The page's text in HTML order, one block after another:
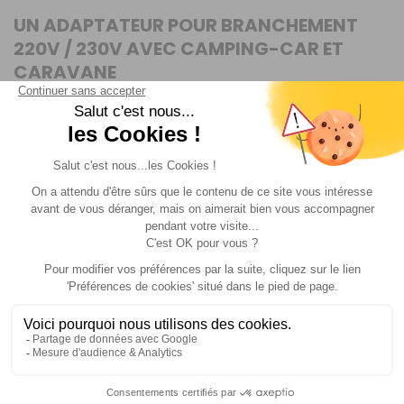
UN ADAPTATEUR POUR BRANCHEMENT
220V / 230V AVEC CAMPING-CAR ET
CARAVANE
L’adaptateur femelle CEE 17 - mâle Schuko de la
marque Haba est conçu pour relier votre camping-car,
caravane, fourgon aménagé ou bateau aux installations
électriques en 220 V. Il s’utilise aussi bien sur les
pourrez ainsi alimenter vos équipements du quotidien
en toute sérénité lors de vos voyages et séjours en
adaptateurfacilite vos branchements électriques.
Il permet de brancher vos appareils électriques tels
qu’une cafetière, un chargeur ou un petit
électroménager, et d’améliorer ainsi votre confort lors
Nous vous conseillons de vérifier régulièrement l’état de